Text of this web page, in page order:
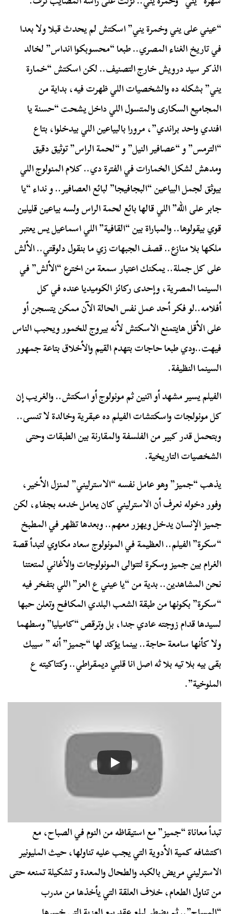
“عيني على يني وخمرة يني” اسكتش لم يحدث قبلا ولا بعدا
في تاريخ الغناء المصري.. طبعا “محسوبكوا انداس” لخالد
الذكر سيد درويش خارج التصنيف.. لكن اسكتش “خمارة
يني” بشكله ده والشخصيات اللي ظهرت فيه، بداية من
المجاميع السكارى والمتسول اللي داخل يشحت “حسنة يا
افندي واحد براندي”، مرورا بالبياعين اللي بيدخلوا، بتاع
“الترمس” و “عصافير النيل” و “لحمة الراس” توثيق دقيق
ومدهش لشكل الخمارات في الفترة دي.. كلام المنولوج اللي
بيوثق لجمل البياعين “البجافيجا” لبائع العصافير.. و نداء “يا
جابر على الله” اللي قالها بائع لحمة الراس ولسه بياعين قليلين
قوي بيقولوها.. والمباراة بين “القافية” اللي اسماعيل يس يعتبر
ملكها بلا منازع.. قصف الجبهات زي ما بنقول دلوقتي.. الألش
على كل جملة.. يمكنك اعتبار سمعة من اخترع “الألش” في
السينما المصرية، وإحدى ركائز الكوميديا عنده في كل
أفلامه..لو فكر أحد عمل نفس الحالة الآن ممكن يتسجن أو
على الأقل هايتمنع الاسكتش لأنه بيروج للخمور ويحبب الناس
فيهت..ودي طبعا حاجات بتهدم القيم والأخلاق بتاعة جمهور
السينما النظيفة.
الفيلم يسير مشهد أو اتنين ثم مونولوج أو اسكتش.. والغريب إن
كل مونولجات واسكتشات الفيلم ده عبقرية وخالدة لا تنسى..
وبتحمل قدر كبير من الفلسفة والمقارنة بين الطبقات وحتى
الشخصيات التاريخية.
يذهب “جميز” وهو عامل نفسه “الاسترليني” لمنزل الأخير،
وفور دخوله نعرف أن الاسترليني كان يعامل خدمه بجفاء، لكن
جميز الإنسان يدخل ويهزر معهم.. وبعدها تظهر في المطبخ
“سكرة” الفيلم.. العظيمة في المونولوج سعاد مكاوي لتبدأ قصة
الغرام بين جميز وسكرة لتتوالى المونولوجات والأغاني لمتعتنا
نحن المشاهدين.. بدية من “يا عيني ع العز” اللي بتفخر فيه
“سكرة” بكونها من طبقة الشعب البلدي المكافح وتعلن حبها
لسيدها قدام زوجته عادي جدا، بل وترقص “كاميليا” وسطهما
ولا كأنها سامعة حاجة.. بينما يؤكد لها “جميز” أنه ” سيبك
بقى بيه بلا تيه بلا ثه اصل انا قلبي ديمقراطي.. وكتاكيته ع
الملوخية”.
تبدأ معاناة “جميز” مع استيقاظه من النوم في الصباح، مع
اكتشافه كمية الأدوية التي يجب عليه تناولها، حيث المليونير
الاسترليني مريض بالكبد والطحال والمعدة و تشكيلة تمنعه حتى
من تناول الطعام، خلاف العلقة التي يأخذها من مدرب